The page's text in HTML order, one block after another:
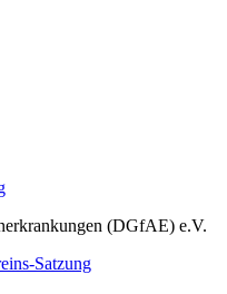
(DGfAE) e.V.
Satzung